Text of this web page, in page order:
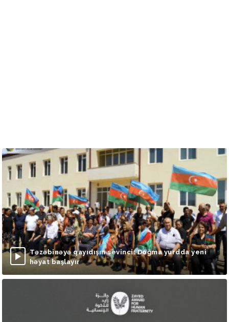
Təzəbinəyə qayıdışın sevinci: Doğma yurdda yeni
həyat başlayır